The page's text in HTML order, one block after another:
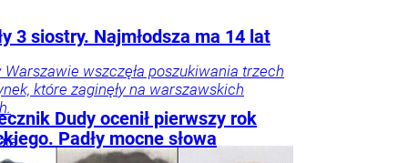
3 siostry. Najmłodsza ma 14 lat
wszczęła poszukiwania trzech
które zaginęły na warszawskich
Dudy ocenił pierwszy rok
Padły mocne słowa